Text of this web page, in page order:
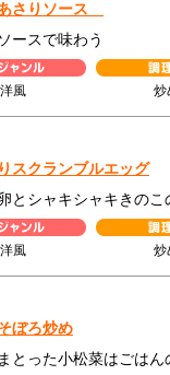
さりソース
ースで味わう
洋風 炒
スクランブルエッグ
とシャキシャキきのこ
洋風 炒
ぼろ炒め
とった小松菜はごは